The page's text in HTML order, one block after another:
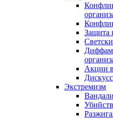
Защита
Акции в
Экстремизм